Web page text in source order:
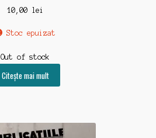
10,00 lei
Stoc epuizat
Out of stock
Citește mai mult